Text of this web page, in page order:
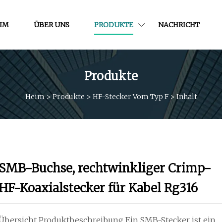
ÜBER UNS PRODUKTE NACHRICHT
Produkte
Heim>Produkte > HF-Stecker Vom Typ F> Inhalt
Buchse, rechtwinkliger Crimp-
Koaxialstecker für Kabel Rg316